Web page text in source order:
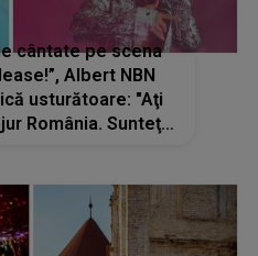
cântate pe scena
Albert NBN
usturătoare: "Aţi
România. Sunteţi